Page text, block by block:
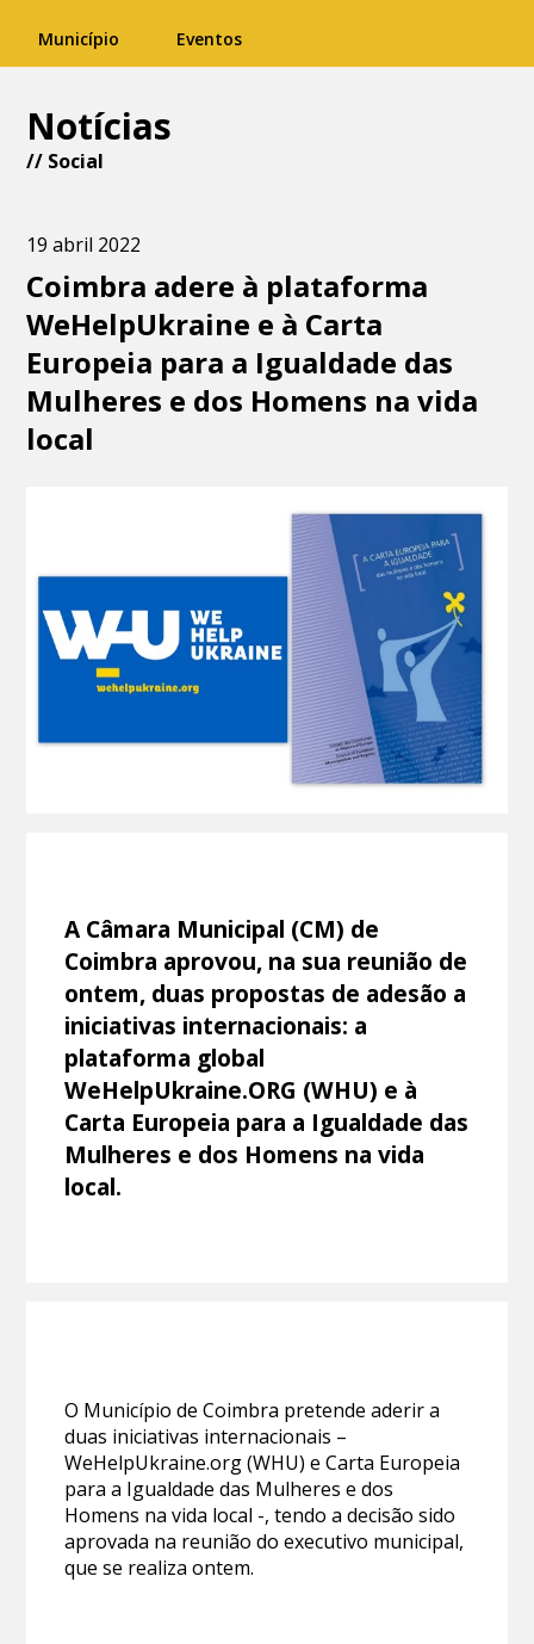
Município Eventos
Notícias
// Social
19 abril 2022
Coimbra adere à plataforma
WeHelpUkraine e à Carta
Europeia para a Igualdade das
Mulheres e dos Homens na vida
local
A Câmara Municipal (CM) de
Coimbra aprovou, na sua reunião de
ontem, duas propostas de adesão a
iniciativas internacionais: a
plataforma global
WeHelpUkraine.ORG (WHU) e à
Carta Europeia para a Igualdade das
Mulheres e dos Homens na vida
local.
O Município de Coimbra pretende aderir a
duas iniciativas internacionais –
WeHelpUkraine.org (WHU) e Carta Europeia
para a Igualdade das Mulheres e dos
Homens na vida local -, tendo a decisão sido
aprovada na reunião do executivo municipal,
que se realiza ontem.